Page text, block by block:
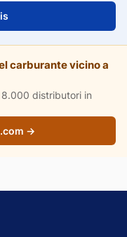
carburante vicino a
distributori in
→